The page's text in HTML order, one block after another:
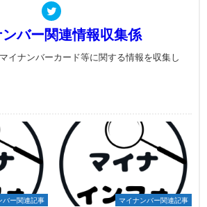
ンバー関連情報収集係
イナンバーカード等に関する情報を収集し
バー関連記事 マイナンバー関連記事